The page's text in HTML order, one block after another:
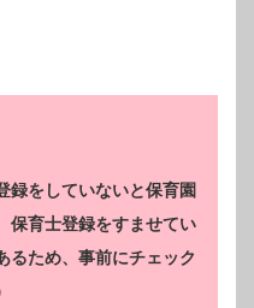
録をしていないと保育園
保育士登録をすませてい
るため、事前にチェック